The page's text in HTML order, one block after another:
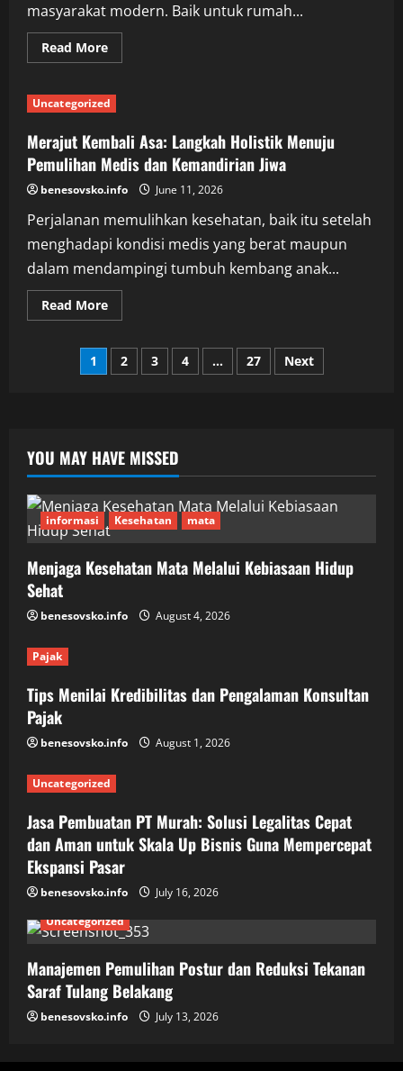
masyarakat modern. Baik untuk rumah...
Read MoreRead
more
Memilih
Sistem
Udara
Yang
Efisien
Untuk
Kenyamanan
Jangka
Panjang
Uncategorized
Merajut Kembali Asa: Langkah Holistik Menuju
Pemulihan Medis dan Kemandirian Jiwa
benesovsko.info June 11, 2026
Perjalanan memulihkan kesehatan, baik itu setelah
menghadapi kondisi medis yang berat maupun
dalam mendampingi tumbuh kembang anak...
Read MoreRead
more
Kembali
Asa:
Langkah
Kemandirian
Jiwa
Posts
1 2 3 4 … 27 Next
YOU MAY HAVE MISSED
informasi Kesehatan mata
Menjaga Kesehatan Mata Melalui Kebiasaan Hidup
Sehat
benesovsko.info August 4, 2026
Pajak
Tips Menilai Kredibilitas dan Pengalaman Konsultan
Pajak
benesovsko.info August 1, 2026
Uncategorized
Jasa Pembuatan PT Murah: Solusi Legalitas Cepat
dan Aman untuk Skala Up Bisnis Guna Mempercepat
Ekspansi Pasar
benesovsko.info
July 16, 2026
Uncategorized
Manajemen Pemulihan Postur dan Reduksi Tekanan
Saraf Tulang Belakang
benesovsko.info July 13, 2026